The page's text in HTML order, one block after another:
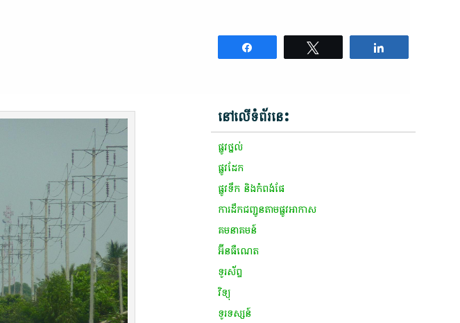
នៅលើទំព័រនេះ
​ផ្លូវថ្នល់​
​ផ្លូវដែក​
​ផ្លូវទឹក​ និង​កំពង់​ផែ​
ការ​ដឹក​ជញ្ជូន​តាម​ផ្លូវអាកាស​
​គមនាគមន៍​
​អ៊ី​ន​ធឺ​ណេ​ត​
​ទូរស័ព្ទ​
​វិទ្យុ​
ទូរទស្សន៍​